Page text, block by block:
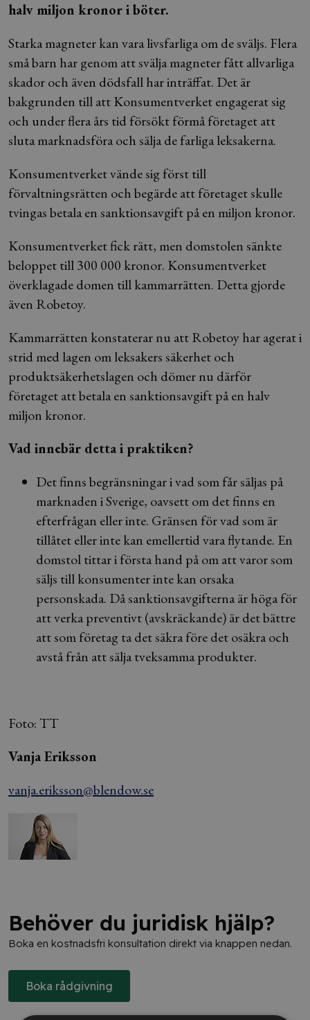
halv miljon kronor i böter.
Starka magneter kan vara livsfarliga om de sväljs. Flera
små barn har genom att svälja magneter fått allvarliga
skador och även dödsfall har inträffat. Det är
bakgrunden till att Konsumentverket engagerat sig
och under flera års tid försökt förmå företaget att
sluta marknadsföra och sälja de farliga leksakerna.
Konsumentverket vände sig först till
förvaltningsrätten och begärde att företaget skulle
tvingas betala en sanktionsavgift på en miljon kronor.
Konsumentverket fick rätt, men domstolen sänkte
beloppet till 300 000 kronor. Konsumentverket
överklagade domen till kammarrätten. Detta gjorde
även Robetoy.
Kammarrätten konstaterar nu att Robetoy har agerat i
strid med lagen om leksakers säkerhet och
produktsäkerhetslagen och dömer nu därför
företaget att betala en sanktionsavgift på en halv
miljon kronor.
Vad innebär detta i praktiken?
Det finns begränsningar i vad som får säljas på
marknaden i Sverige, oavsett om det finns en
efterfrågan eller inte. Gränsen för vad som är
tillåtet eller inte kan emellertid vara flytande. En
domstol tittar i första hand på om att varor som
säljs till konsumenter inte kan orsaka
personskada. Då sanktionsavgifterna är höga för
att verka preventivt (avskräckande) är det bättre
att som företag ta det säkra före det osäkra och
avstå från att sälja tveksamma produkter.
Foto: TT
Vanja Eriksson
vanja.eriksson@blendow.se
Behöver du juridisk hjälp?
Boka en kostnadsfri konsultation direkt via knappen nedan.
Boka rådgivning